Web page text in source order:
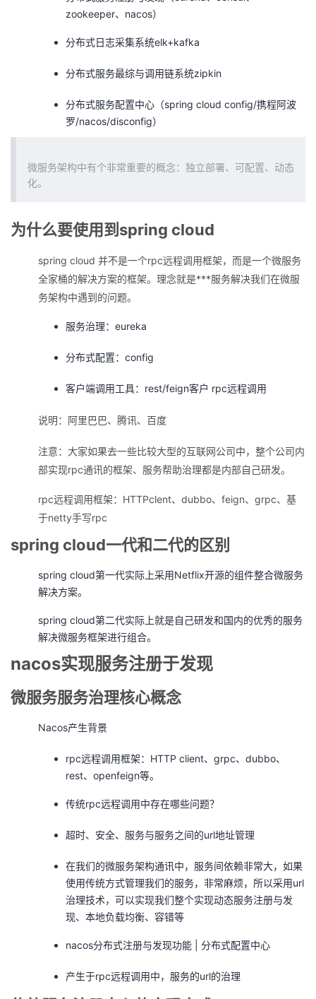
zookeeper、nacos）
分布式日志采集系统elk+kafka
分布式服务最综与调用链系统zipkin
分布式服务配置中心（spring cloud config/携程阿波
罗/nacos/disconfig）
微服务架构中有个非常重要的概念：独立部署、可配置、动态
化。
为什么要使用到spring cloud
spring cloud 并不是一个rpc远程调用框架，而是一个微服务
全家桶的解决方案的框架。理念就是***服务解决我们在微服
务架构中遇到的问题。
服务治理：eureka
分布式配置：config
客户端调用工具：rest/feign客户 rpc远程调用
说明：阿里巴巴、腾讯、百度
注意：大家如果去一些比较大型的互联网公司中，整个公司内
部实现rpc通讯的框架、服务帮助治理都是内部自己研发。
rpc远程调用框架：HTTPclent、dubbo、feign、grpc、基
于netty手写rpc
spring cloud一代和二代的区别
spring cloud第一代实际上采用Netflix开源的组件整合微服务
解决方案。
spring cloud第二代实际上就是自己研发和国内的优秀的服务
解决微服务框架进行组合。
nacos实现服务注册于发现
微服务服务治理核心概念
Nacos产生背景
rpc远程调用框架：HTTP client、grpc、dubbo、
rest、openfeign等。
传统rpc远程调用中存在哪些问题？
超时、安全、服务与服务之间的url地址管理
在我们的微服务架构通讯中，服务间依赖非常大，如果
使用传统方式管理我们的服务，非常麻烦，所以采用url
治理技术，可以实现我们整个实现动态服务注册与发
现、本地负载均衡、容错等
nacos分布式注册与发现功能 | 分布式配置中心
产生于rpc远程调用中，服务的url的治理